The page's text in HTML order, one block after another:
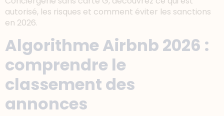
autorisé, les risques et comment éviter les sanctions
en 2026.
Algorithme Airbnb 2026 :
comprendre le
classement des
annonces